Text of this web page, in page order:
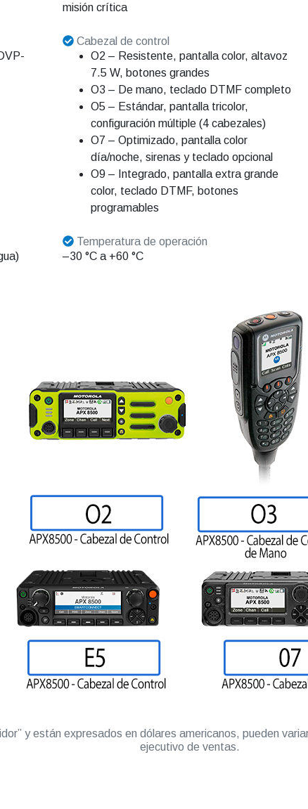
misión crítica
Cabezal de control
O2 – Resistente, pantalla color, altavoz
7.5 W, botones grandes
O3 – De mano, teclado DTMF completo
O5 – Estándar, pantalla tricolor,
configuración múltiple (4 cabezales)
O7 – Optimizado, pantalla color
día/noche, sirenas y teclado opcional
O9 – Integrado, pantalla extra grande
color, teclado DTMF, botones
programables
Temperatura de operación
–30 °C a +60 °C
y están expresados en dólares americanos, pueden
ejecutivo de ventas.